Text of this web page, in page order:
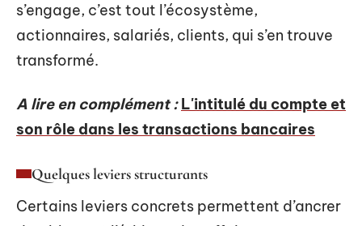
s’engage, c’est tout l’écosystème,
actionnaires, salariés, clients, qui s’en trouve
transformé.
A lire en complément : L'intitulé du compte et
son rôle dans les transactions bancaires
Quelques leviers structurants
Certains leviers concrets permettent d’ancrer